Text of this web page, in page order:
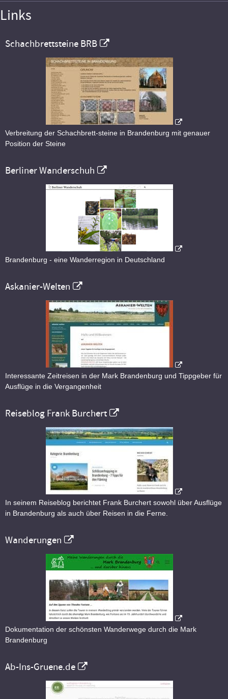
Links
Schachbrettsteine BRB
Verbreitung der Schachbrett-steine in Brandenburg mit genauer
Position der Steine
Berliner Wanderschuh
Brandenburg - eine Wanderregion in Deutschland
Askanier-Welten
Interessante Zeitreisen in der Mark Brandenburg und Tippgeber für
Ausflüge in die Vergangenheit
Reiseblog Frank Burchert
In seinem Reiseblog berichtet Frank Burchert sowohl über Ausflüge
in Brandenburg als auch über Reisen in die Ferne.
Wanderungen
Dokumentation der schönsten Wanderwege durch die Mark
Brandenburg
Ab-Ins-Gruene.de